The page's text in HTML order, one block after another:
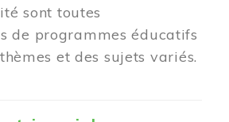
sont toutes
de programmes éducatifs
et des sujets variés.